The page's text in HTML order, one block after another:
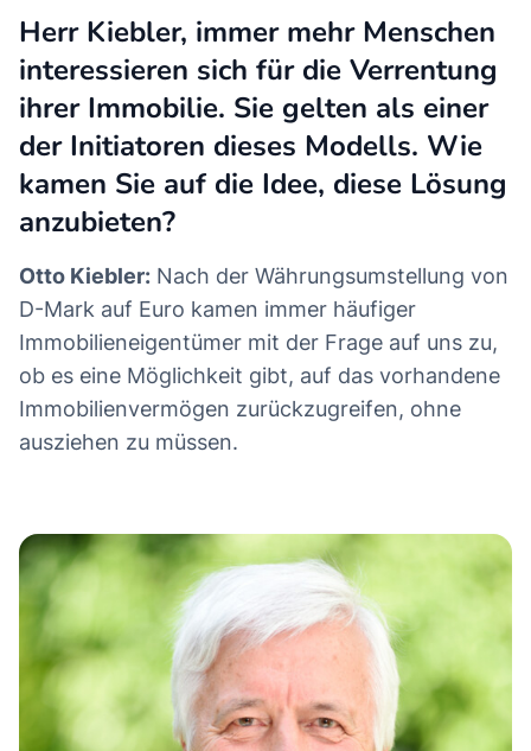
Herr Kiebler, immer mehr Menschen
interessieren sich für die Verrentung
ihrer Immobilie. Sie gelten als einer
der Initiatoren dieses Modells. Wie
kamen Sie auf die Idee, diese Lösung
anzubieten?
Otto Kiebler: Nach der Währungsumstellung von
D-Mark auf Euro kamen immer häufiger
Immobilieneigentümer mit der Frage auf uns zu,
ob es eine Möglichkeit gibt, auf das vorhandene
Immobilienvermögen zurückzugreifen, ohne
ausziehen zu müssen.